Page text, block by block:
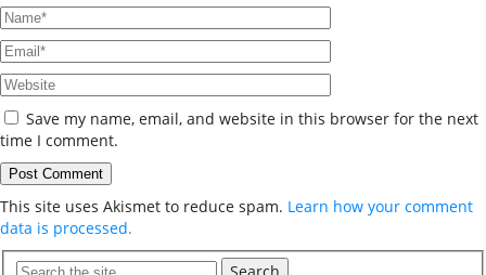
Save my name, email, and website in this browser for the next
time I comment.
This site uses Akismet to reduce spam. Learn how your comment
data is processed.